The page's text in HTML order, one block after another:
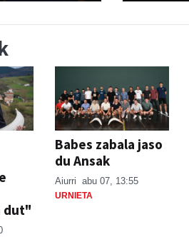
dut"
Babes zabala jaso
du Ansak
Aiurri abu 07, 13:55
URNIETA